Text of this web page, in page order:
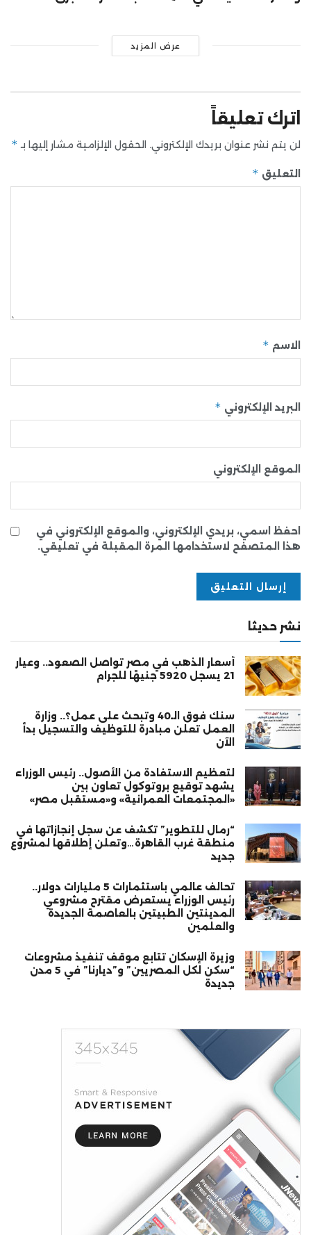
عرض المزيد
اترك تعليقاً
لن يتم نشر عنوان بريدك الإلكتروني. الحقول الإلزامية مشار إليها بـ *
التعليق *
الاسم *
البريد الإلكتروني *
الموقع الإلكتروني
احفظ اسمي، بريدي الإلكتروني، والموقع الإلكتروني في
هذا المتصفح لاستخدامها المرة المقبلة في تعليقي.
نشر حديثا
أسعار الذهب في مصر تواصل الصعود.. وعيار
21 يسجل 5920 جنيهًا للجرام
سنك فوق الـ40 وتبحث على عمل؟.. وزارة
العمل تعلن مبادرة للتوظيف والتسجيل بدأ
الآن
لتعظيم الاستفادة من الأصول.. رئيس الوزراء
يشهد توقيع بروتوكول تعاون بين
«المجتمعات العمرانية» و«مستقبل مصر»
“رمال للتطوير” تكشف عن سجل إنجازاتها في
منطقة غرب القاهرة…وتعلن إطلاقها لمشروع
جديد
تحالف عالمي باستثمارات 5 مليارات دولار..
رئيس الوزراء يستعرض مقترح مشروعي
المدينتين الطبيتين بالعاصمة الجديدة
والعلمين
وزيرة الإسكان تتابع موقف تنفيذ مشروعات
“سكن لكل المصريين” و”ديارنا” في 5 مدن
جديدة